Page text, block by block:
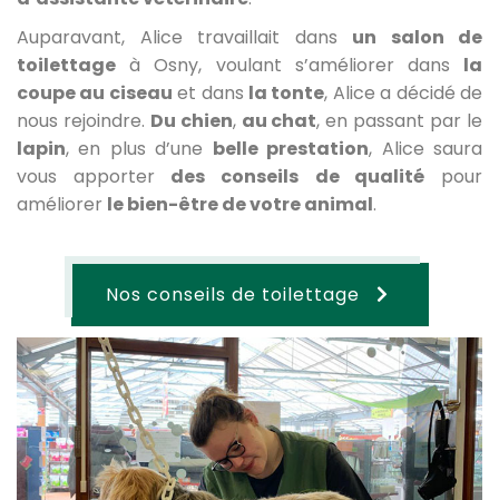
Auparavant, Alice travaillait dans un salon de
toilettage à Osny, voulant s’améliorer dans la
coupe au ciseau et dans la tonte, Alice a décidé de
nous rejoindre. Du chien, au chat, en passant par le
lapin, en plus d’une belle prestation, Alice saura
vous apporter des conseils de qualité pour
améliorer le bien-être de votre animal.
Nos conseils de toilettage